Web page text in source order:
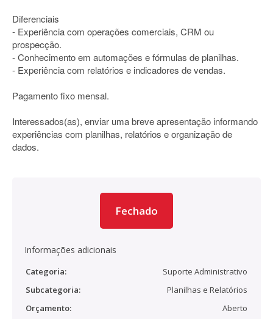
Diferenciais
- Experiência com operações comerciais, CRM ou
prospecção.
- Conhecimento em automações e fórmulas de planilhas.
- Experiência com relatórios e indicadores de vendas.
Pagamento fixo mensal.
Interessados(as), enviar uma breve apresentação informando
experiências com planilhas, relatórios e organização de
dados.
Fechado
Informações adicionais
Categoria:
Suporte Administrativo
Subcategoria:
Planilhas e Relatórios
Orçamento:
Aberto